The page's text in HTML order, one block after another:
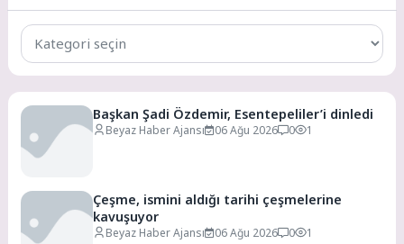
Tüm
Kategoriler
Başkan Şadi Özdemir, Esentepeliler’i dinledi
Beyaz Haber Ajansı 06 Ağu 2026 0 1
Çeşme, ismini aldığı tarihi çeşmelerine
kavuşuyor
Beyaz Haber Ajansı 06 Ağu 2026 0 1